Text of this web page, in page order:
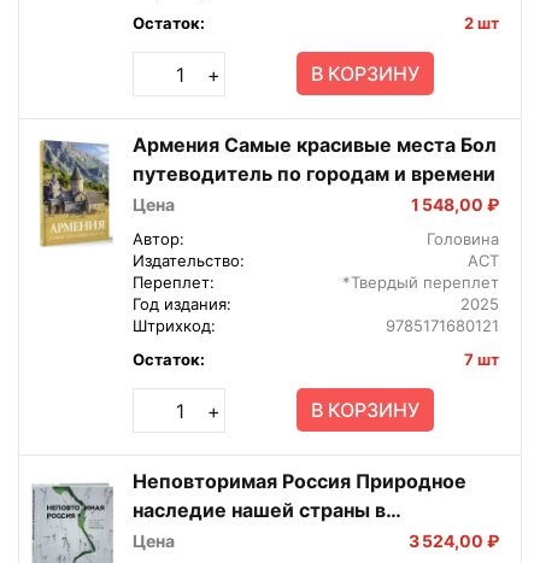
Остаток:
2 шт
+ В КОРЗИНУ
Армения Самые красивые места Бол
путеводитель по городам и времени
Цена 1 548,00 ₽
Автор:
Головина
Издательство:
АСТ
Переплет:
*Твердый переплет
Год издания:
2025
Штрихкод:
9785171680121
Остаток:
7 шт
+ В КОРЗИНУ
Неповторимая Россия Природное
наследие нашей страны в
фотографиях путешественников
Цена 3 524,00 ₽